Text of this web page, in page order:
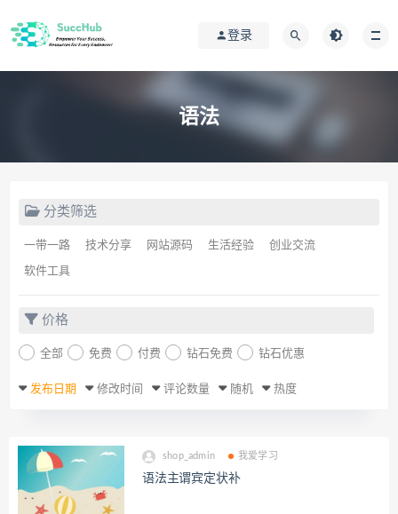
登录
语法
分类筛选
一带一路 技术分享 网站源码 生活经验 创业交流
软件工具
价格
全部 免费 付费 钻石免费 钻石优惠
发布日期 修改时间 评论数量 随机 热度
shop_admin 我爱学习
语法主谓宾定状补